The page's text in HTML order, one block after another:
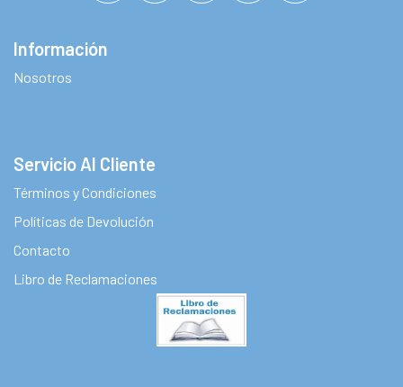
Información
Nosotros
Servicio Al Cliente
Términos y Condiciones
Políticas de Devolución
Contacto
Libro de Reclamaciones